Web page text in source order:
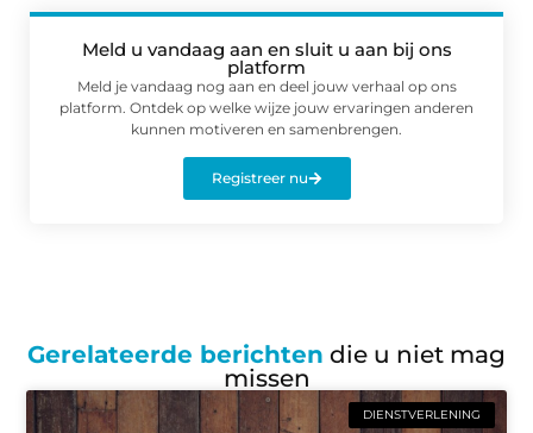
Meld u vandaag aan en sluit u aan bij ons
platform
Meld je vandaag nog aan en deel jouw verhaal op ons
platform. Ontdek op welke wijze jouw ervaringen anderen
kunnen motiveren en samenbrengen.
Registreer nu
Gerelateerde berichten die u niet mag
missen
DIENSTVERLENING